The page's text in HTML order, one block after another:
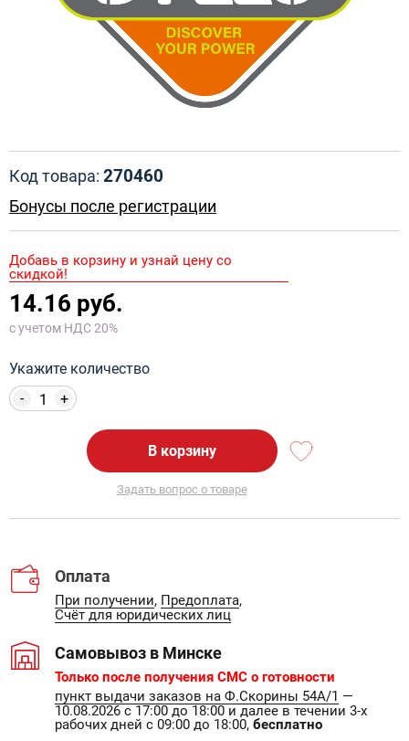
Код товара: 270460
Бонусы после регистрации
Добавь в корзину и узнай цену со
скидкой!
14.16 руб.
с учетом НДС 20%
Укажите количество
+
-
В корзину
Задать вопрос о товаре
Оплата
При получении, Предоплата,
Счёт для юридических лиц
Самовывоз в Минске
Только после получения СМС о готовности
пункт выдачи заказов на Ф.Скорины 54А/1 —
10.08.2026 с 17:00 до 18:00 и далее в течении 3-х
рабочих дней с 09:00 до 18:00, бесплатно